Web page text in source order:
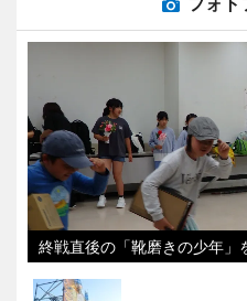
終戦直後の「靴磨きの少年」